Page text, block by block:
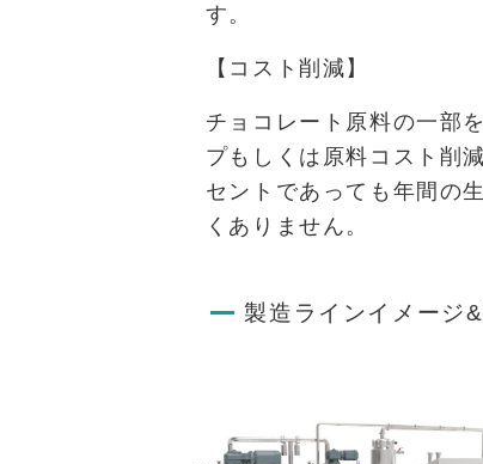
す。
【コスト削減】
チョコレート原料の一部
プもしくは原料コスト削
セントであっても年間の
くありません。
製造ラインイメージ